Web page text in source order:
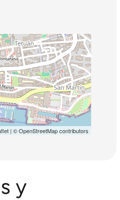
| ©OpenStreetMapcontributors
y